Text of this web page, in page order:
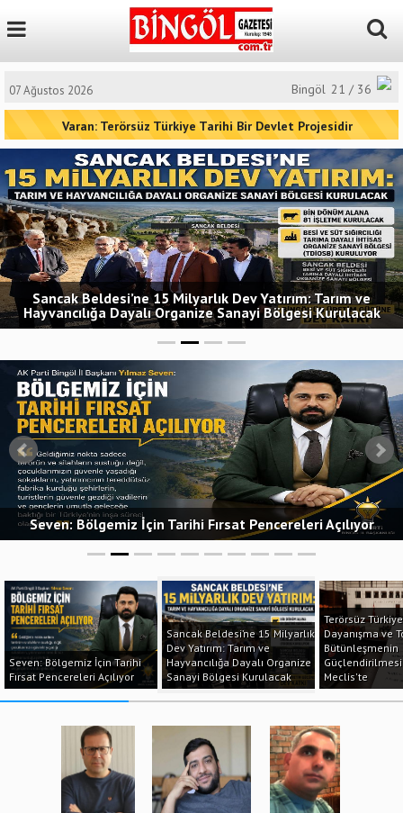
07 Ağustos 2026 Bingöl 21 / 36
Varan: Terörsüz Türkiye Tarihi Bir Devlet Projesidir
Sancak Beldesi’ne 15 Milyarlık Dev Yatırım: Tarım ve
Hayvancılığa Dayalı Organize Sanayi Bölgesi Kurulacak
Seven: Bölgemiz İçin Tarihi Fırsat Pencereleri Açılıyor
Seven: Bölgemiz İçin Tarihi
Fırsat Pencereleri Açılıyor
Sancak Beldesi’ne 15 Milyarlık
Dev Yatırım: Tarım ve
Hayvancılığa Dayalı Organize
Sanayi Bölgesi Kurulacak
Terörsüz
Dayanışma ve
Bütünleşmenin
Güçlendirilmesi
Meclis'te